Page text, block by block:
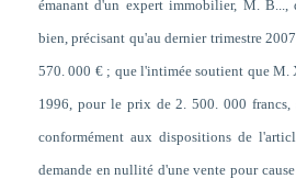
émanant d'un expert immobilier, M.
bien, précisant qu'au dernier trimestre
570. 000 € ; que l'intimée soutient que M.
1996, pour le prix de 2. 500. 000
conformément aux dispositions de
demande en nullité d'une vente pour